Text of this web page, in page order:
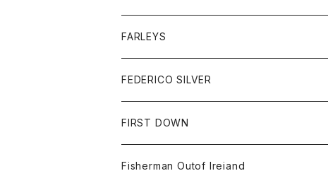
シャツ
セーター
ボトム
ショートパンツ
パンツ
レディース
コート
ジャケット
トップス
ジャケット
スエットシャツ
ボトム
スエットパンツ
グッズ
帽子
FARLEYS
FEDERICO SILVER
アクセサリー
FIRST DOWN
Fisherman Outof Ireiand